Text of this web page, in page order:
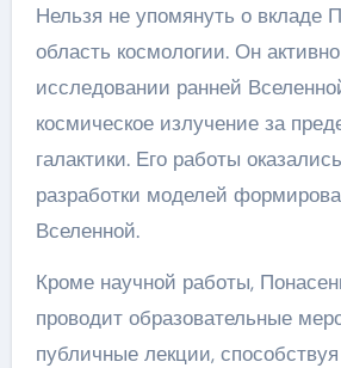
Нельзя не упомянуть о вкладе
область космологии. Он
исследовании ранней
космическое излучение за
галактики. Его работы
разработки моделей
Вселенной.
Кроме научной работы,
проводит образовательные
публичные лекции,